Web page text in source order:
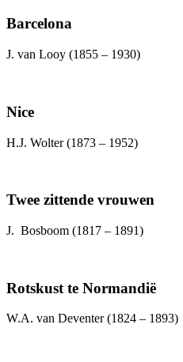
Barcelona
J. van Looy (1855 – 1930)
Nice
H.J. Wolter (1873 – 1952)
Twee zittende vrouwen
J. Bosboom (1817 – 1891)
Rotskust te Normandië
W.A. van Deventer (1824 – 1893)